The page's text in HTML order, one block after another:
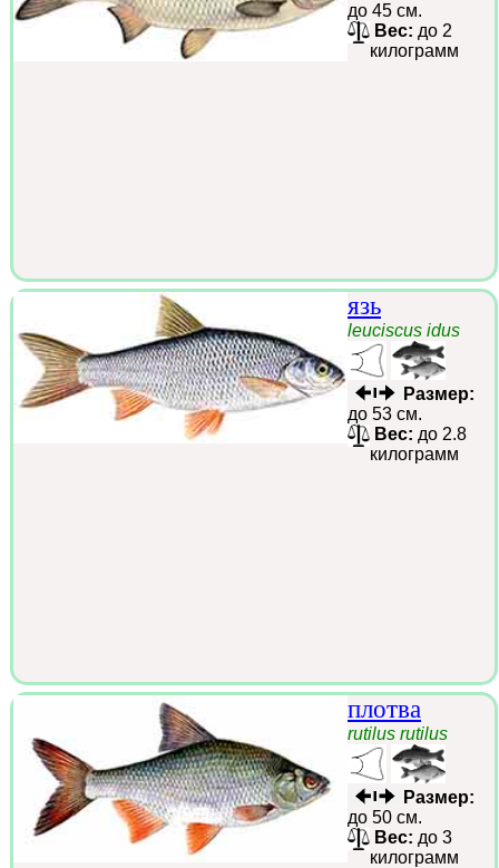
до 45 см.
Вес: до 2
килограмм
язь
leuciscus idus
Размер:
до 53 см.
Вес: до 2.8
килограмм
плотва
rutilus rutilus
Размер:
до 50 см.
Вес: до 3
килограмм